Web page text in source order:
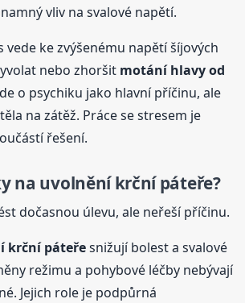
vliv na svalové napětí.
ke zvýšenému napětí šíjových
nebo zhoršit motání hlavy od
o psychiku jako hlavní příčinu, ale
na zátěž. Práce se stresem je
řešení.
na uvolnění krční páteře?
dočasnou úlevu, ale neřeší příčinu.
krční páteřesnižují bolest a svalové
režimu a pohybové léčby nebývají
Jejich role je podpůrná